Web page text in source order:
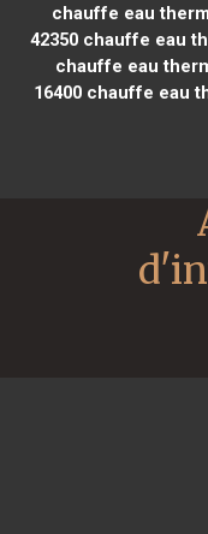
chauffe eau
42350 chauffe eau
chauffe eau
16400chauffe eau